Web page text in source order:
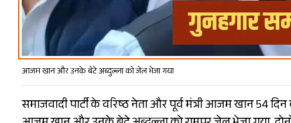
आजम खान और उनके बेटे अब्दुल्ला को जेल भेजा गया
समाजवादी पार्टी के वरिष्ठ नेता और पूर्व मंत्री आजम खान 54